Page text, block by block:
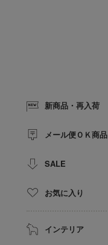
新商品・再入荷
メール便ＯＫ商品
SALE
お気に入り
インテリア